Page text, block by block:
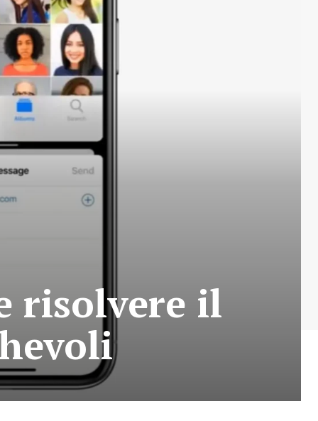
risolvere il